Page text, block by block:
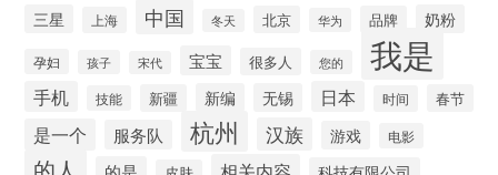
三星 上海 中国 冬天 北京 华为 品牌 奶粉
孕妇 孩子 宋代 宝宝 很多人 您的 我是
手机 技能 新疆 新编 无锡 日本 时间 春节
是一个 服务队 杭州 汉族 游戏 电影
的人